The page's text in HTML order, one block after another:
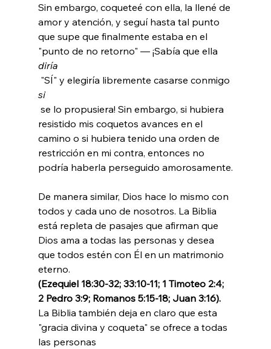
Sin embargo, coqueteé con ella, la llené de
amor y atención, y seguí hasta tal punto
que supe que finalmente estaba en el
"punto de no retorno" — ¡Sabía que ella
diría
"SÍ" y elegiría libremente casarse conmigo
si
resistido mis coquetos avances en el
camino o si hubiera tenido una orden de
restricción en mi contra, entonces no
podría haberla perseguido amorosamente.
De manera similar, Dios hace lo mismo con
todos y cada uno de nosotros. La Biblia
está repleta de pasajes que afirman que
Dios ama a todas las personas y desea
que todos estén con Él en un matrimonio
eterno.
(Ezequiel 18:30-32; 33:10-11; 1 Timoteo 2:4;
2 Pedro 3:9; Romanos 5:15-18; Juan 3:16).
La Biblia también deja en claro que esta
"gracia divina y coqueta" se ofrece a todas
las personas